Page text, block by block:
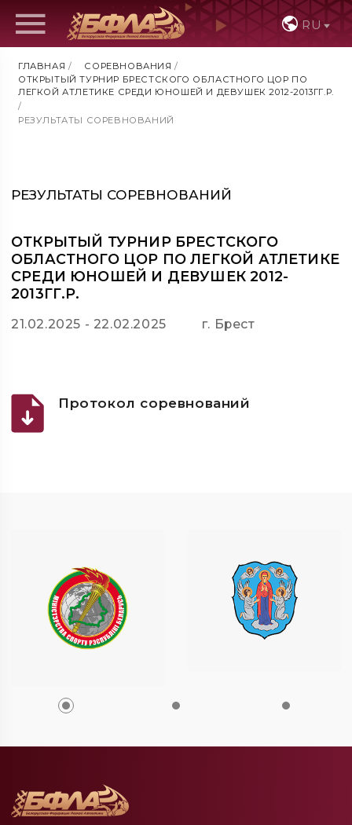
RU
ГЛАВНАЯ / СОРЕВНОВАНИЯ /
ОТКРЫТЫЙ ТУРНИР БРЕСТСКОГО ОБЛАСТНОГО ЦОР ПО
ЛЕГКОЙ АТЛЕТИКЕ СРЕДИ ЮНОШЕЙ И ДЕВУШЕК 2012-2013ГГ.Р.
/
РЕЗУЛЬТАТЫ СОРЕВНОВАНИЙ
РЕЗУЛЬТАТЫ СОРЕВНОВАНИЙ
ОТКРЫТЫЙ ТУРНИР БРЕСТСКОГО
ОБЛАСТНОГО ЦОР ПО ЛЕГКОЙ АТЛЕТИКЕ
СРЕДИ ЮНОШЕЙ И ДЕВУШЕК 2012-
2013ГГ.Р.
21.02.2025 - 22.02.2025 г. Брест
Протокол соревнований